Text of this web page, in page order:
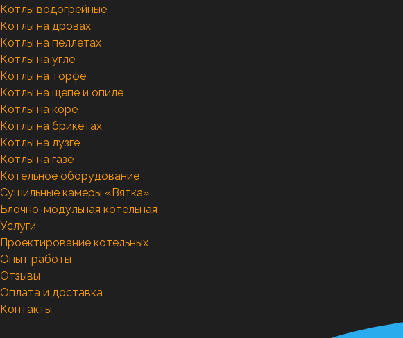
Котлы водогрейные
Котлы на дровах
Котлы на пеллетах
Котлы на угле
Котлы на торфе
Котлы на щепе и опиле
Котлы на коре
Котлы на брикетах
Котлы на лузге
Котлы на газе
Котельное оборудование
Сушильные камеры «Вятка»
Блочно-модульная котельная
Услуги
Проектирование котельных
Опыт работы
Отзывы
Оплата и доставка
Контакты